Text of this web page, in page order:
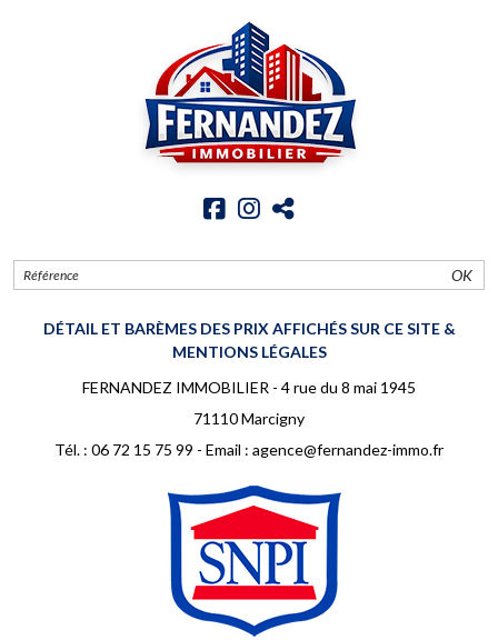
OK
DÉTAIL ET BARÈMES DES PRIX AFFICHÉS SUR CE SITE &
MENTIONS LÉGALES
FERNANDEZ IMMOBILIER - 4 rue du 8 mai 1945
71110 Marcigny
Tél. : 06 72 15 75 99 - Email : agence@fernandez-immo.fr